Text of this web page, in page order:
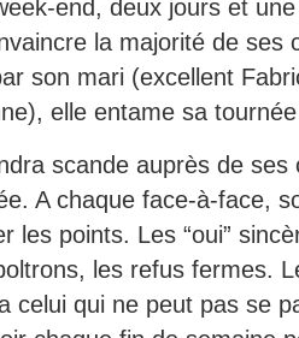
end, deux jours et
la majorité de ses
son mari (excellent
elle entame sa
scande auprès de ses
A chaque face-à-face,
les points. Les “oui”
les refus fermes.
celui qui ne peut pas se